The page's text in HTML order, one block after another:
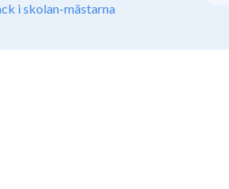
i skolan-mästarna